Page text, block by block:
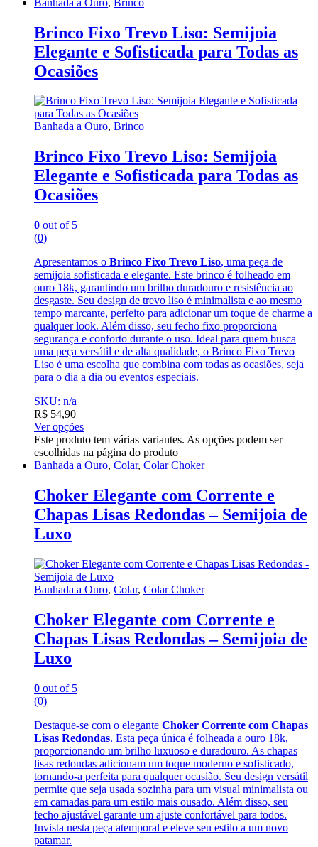
Brinco Fixo Trevo Liso: Semijoia
Elegante e Sofisticada para Todas as
Ocasiões
Banhada a Ouro, Brinco
Brinco Fixo Trevo Liso: Semijoia
Elegante e Sofisticada para Todas as
Ocasiões
0 out of 5
(0)
Apresentamos o Brinco Fixo Trevo Liso, uma peça de
semijoia sofisticada e elegante. Este brinco é folheado em
ouro 18k, garantindo um brilho duradouro e resistência ao
desgaste. Seu design de trevo liso é minimalista e ao mesmo
tempo marcante, perfeito para adicionar um toque de charme a
qualquer look. Além disso, seu fecho fixo proporciona
segurança e conforto durante o uso. Ideal para quem busca
uma peça versátil e de alta qualidade, o Brinco Fixo Trevo
Liso é uma escolha que combina com todas as ocasiões, seja
para o dia a dia ou eventos especiais.
SKU: n/a
R$ 54,90
Ver opções
Este produto tem várias variantes. As opções podem ser
escolhidas na página do produto
Banhada a Ouro, Colar, Colar Choker
Choker Elegante com Corrente e
Chapas Lisas Redondas – Semijoia de
Luxo
Banhada a Ouro, Colar, Colar Choker
Choker Elegante com Corrente e
Chapas Lisas Redondas – Semijoia de
Luxo
0 out of 5
(0)
Destaque-se com o elegante Choker Corrente com Chapas
Lisas Redondas. Esta peça única é folheada a ouro 18k,
proporcionando um brilho luxuoso e duradouro. As chapas
lisas redondas adicionam um toque moderno e sofisticado,
tornando-a perfeita para qualquer ocasião. Seu design versátil
permite que seja usada sozinha para um visual minimalista ou
em camadas para um estilo mais ousado. Além disso, seu
fecho ajustável garante um ajuste confortável para todos.
Invista nesta peça atemporal e eleve seu estilo a um novo
patamar.